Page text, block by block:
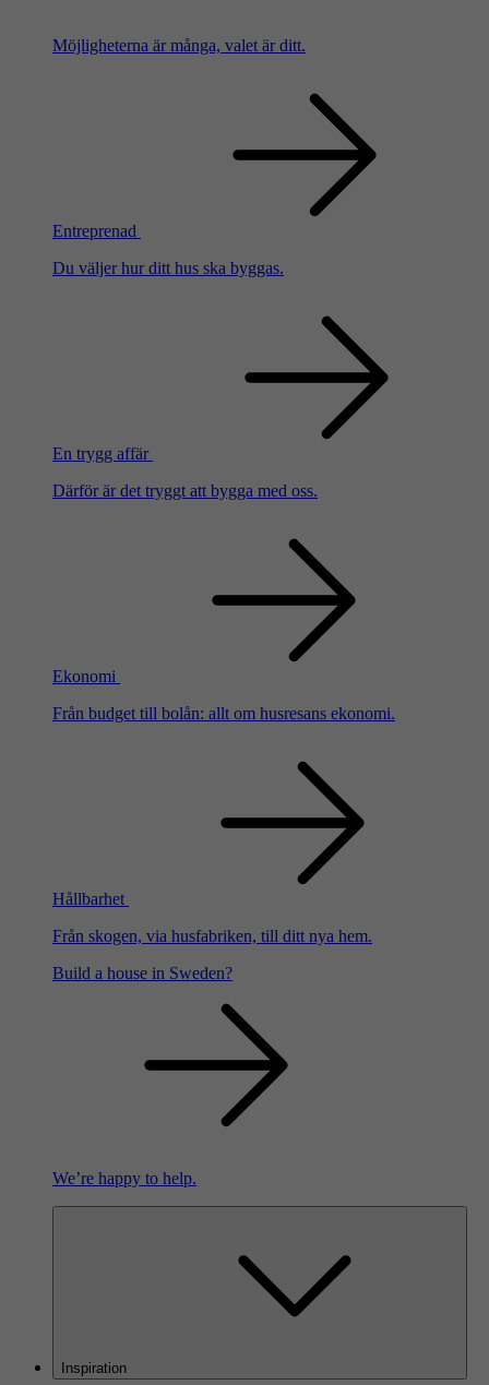
Möjligheterna är många, valet är ditt.
Entreprenad
Du väljer hur ditt hus ska byggas.
En trygg affär
Därför är det tryggt att bygga med oss.
Ekonomi
Från budget till bolån: allt om husresans ekonomi.
Hållbarhet
Från skogen, via husfabriken, till ditt nya hem.
Build a house in Sweden?
We’re happy to help.
Inspiration